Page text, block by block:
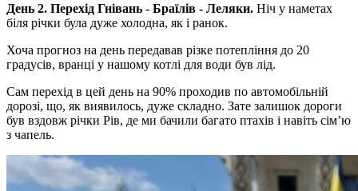
День 2. Перехід Гнівань - Браїлів - Леляки. Ніч у наметах
біля річки була дуже холодна, як і ранок.
Хоча прогноз на день передавав різке потепління до 20
градусів, вранці у нашому котлі для води був лід.
Сам перехід в цей день на 90% проходив по автомобільній
дорозі, що, як виявилось, дуже складно. Зате залишок дороги
був вздовж річки Рів, де ми бачили багато птахів і навіть сімʼю
з чапель.